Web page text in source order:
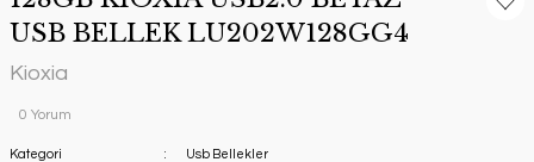
USB BELLEK LU202W128GG4
Kioxia
0 Yorum
Kategori
Usb Bellekler